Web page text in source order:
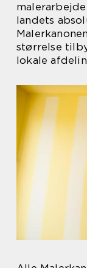
landets
størrelse
lokale